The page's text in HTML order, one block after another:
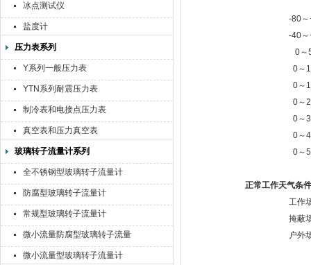
冰点测试仪
盐度计
压力表系列
Y系列一般压力表
YTN系列耐震压力表
制冷表和电接点压力表
真空表和压力真空表
玻璃转子流量计系列
全不锈钢型玻璃转子流量计
防腐型玻璃转子流量计
常规型玻璃转子流量计
微小流量防腐型玻璃转子流量
计
微小流量型玻璃转子流量计
-80
-40
0～
0～
0～
0～
0～
0～
0～
正常工作天气条
工作
掩蔽
户外